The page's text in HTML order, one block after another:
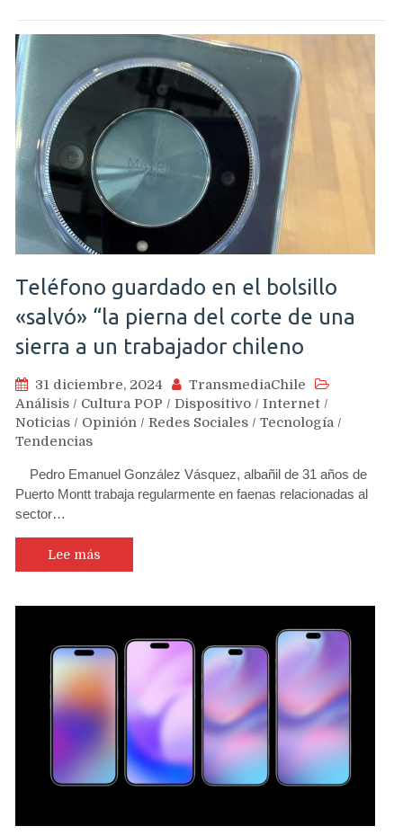
Teléfono guardado en el bolsillo
«salvó» “la pierna del corte de una
sierra a un trabajador chileno
31 diciembre, 2024
TransmediaChile
Análisis / Cultura POP / Dispositivo / Internet /
Noticias / Opinión / Redes Sociales / Tecnología /
Tendencias
Pedro Emanuel González Vásquez, albañil de 31 años de
Puerto Montt trabaja regularmente en faenas relacionadas al
sector…
Lee más